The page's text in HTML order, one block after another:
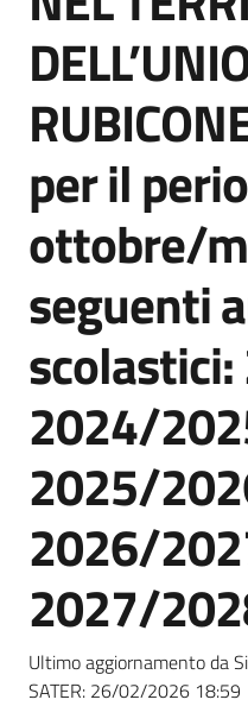
English
site
Seguici
su
per il
ottobre/
seguenti
2024/
2025/
2026/
2027/
Ultimo aggiornamento da
SATER: 26/02/2026 18:59